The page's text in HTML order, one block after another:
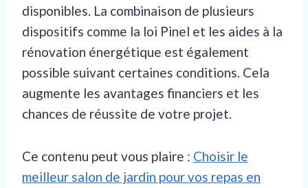
disponibles. La combinaison de plusieurs
dispositifs comme la loi Pinel et les aides à la
rénovation énergétique est également
possible suivant certaines conditions. Cela
augmente les avantages financiers et les
chances de réussite de votre projet.
Ce contenu peut vous plaire : Choisir le
meilleur salon de jardin pour vos repas en